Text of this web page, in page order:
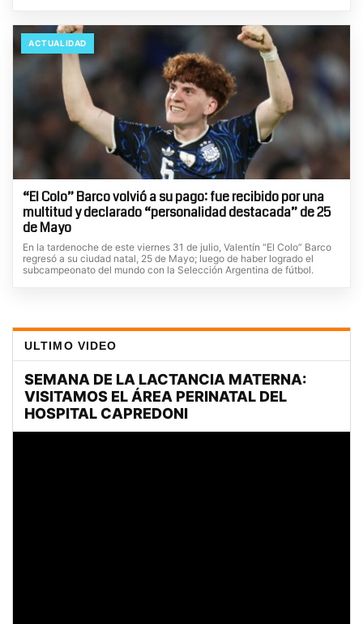
ACTUALIDAD
“El Colo” Barco volvió a su pago: fue recibido por una
multitud y declarado “personalidad destacada” de 25
de Mayo
En la tardenoche de este viernes 31 de julio, Valentín “El Colo” Barco
regresó a su ciudad natal, 25 de Mayo; luego de haber logrado el
subcampeonato del mundo con la Selección Argentina de fútbol.
ULTIMO VIDEO